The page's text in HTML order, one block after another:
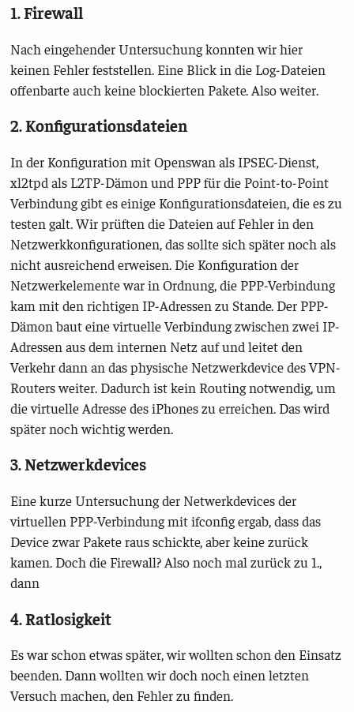
1. Firewall
Nach eingehender Untersuchung konnten wir hier
keinen Fehler feststellen. Eine Blick in die Log-Dateien
offenbarte auch keine blockierten Pakete. Also weiter.
2. Konfigurationsdateien
In der Konfiguration mit Openswan als IPSEC-Dienst,
xl2tpd als L2TP-Dämon und PPP für die Point-to-Point
Verbindung gibt es einige Konfigurationsdateien, die es zu
testen galt. Wir prüften die Dateien auf Fehler in den
Netzwerkkonfigurationen, das sollte sich später noch als
nicht ausreichend erweisen. Die Konfiguration der
Netzwerkelemente war in Ordnung, die PPP-Verbindung
kam mit den richtigen IP-Adressen zu Stande. Der PPP-
Dämon baut eine virtuelle Verbindung zwischen zwei IP-
Adressen aus dem internen Netz auf und leitet den
Verkehr dann an das physische Netzwerkdevice des VPN-
Routers weiter. Dadurch ist kein Routing notwendig, um
die virtuelle Adresse des iPhones zu erreichen. Das wird
später noch wichtig werden.
3. Netzwerkdevices
Eine kurze Untersuchung der Netwerkdevices der
virtuellen PPP-Verbindung mit ifconfig ergab, dass das
Device zwar Pakete raus schickte, aber keine zurück
kamen. Doch die Firewall? Also noch mal zurück zu 1.,
dann
4. Ratlosigkeit
Es war schon etwas später, wir wollten schon den Einsatz
beenden. Dann wollten wir doch noch einen letzten
Versuch machen, den Fehler zu finden.